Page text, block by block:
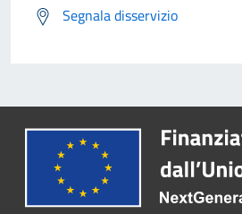
Segnala disservizio